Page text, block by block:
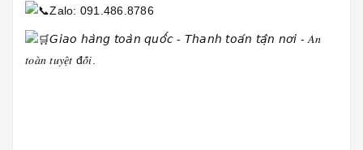
Zalo: 091.486.8786
𝘎𝘪𝘢𝘰 𝘩𝘢̀𝘯𝘨 𝘵𝘰𝘢̀𝘯 𝘲𝘶𝘰̂́𝘤 - 𝘛𝘩𝘢𝘯𝘩 𝘵𝘰𝘢́𝘯 𝘵𝘢̣̂𝘯 𝘯𝘰̛𝘪 - 𝐴𝑛
𝑡𝑜𝑎̀𝑛 𝑡𝑢𝑦𝑒̣̂𝑡 đ𝑜̂́𝑖.